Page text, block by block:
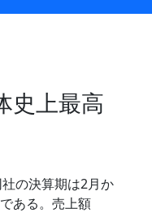
史上最高
の決算期は2月か
ある。売上額